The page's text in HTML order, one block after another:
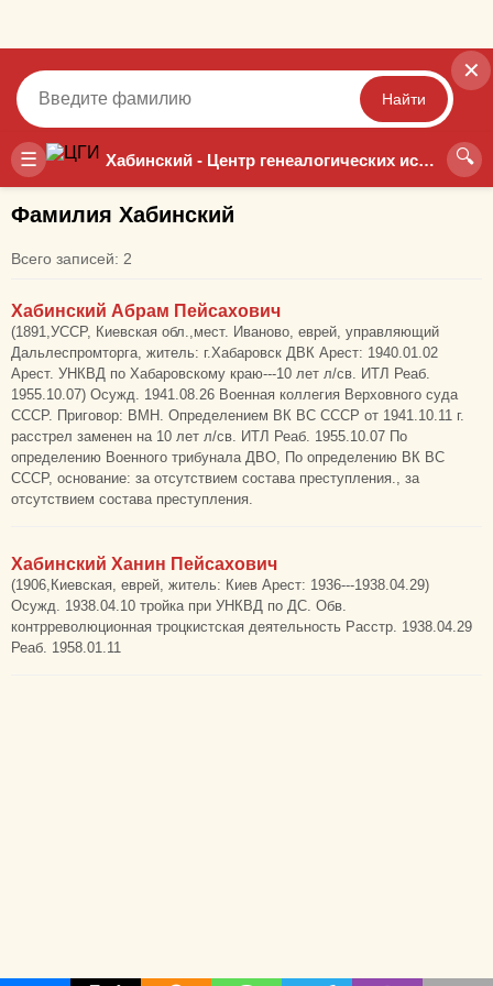
☰ Хабинский - Центр генеалогических исследований 🔍
✕
Найти
Точный Неточный
Фамилия Хабинский
Всего записей: 2
Хабинский Абрам Пейсахович
(1891,УССР, Киевская обл.,мест. Иваново, еврей, управляющий
Дальлеспромторга, житель: г.Хабаровск ДВК Арест: 1940.01.02
Арест. УНКВД по Хабаровскому краю---10 лет л/св. ИТЛ Реаб.
1955.10.07) Осужд. 1941.08.26 Военная коллегия Верховного суда
СССР. Приговор: ВМН. Определением ВК ВС СССР от 1941.10.11 г.
расстрел заменен на 10 лет л/св. ИТЛ Реаб. 1955.10.07 По
определению Военного трибунала ДВО, По определению ВК ВС
СССР, основание: за отсутствием состава преступления., за
отсутствием состава преступления.
Хабинский Ханин Пейсахович
(1906,Киевская, еврей, житель: Киев Арест: 1936---1938.04.29)
Осужд. 1938.04.10 тройка при УНКВД по ДС. Обв.
контрреволюционная троцкистская деятельность Расстр. 1938.04.29
Реаб. 1958.01.11